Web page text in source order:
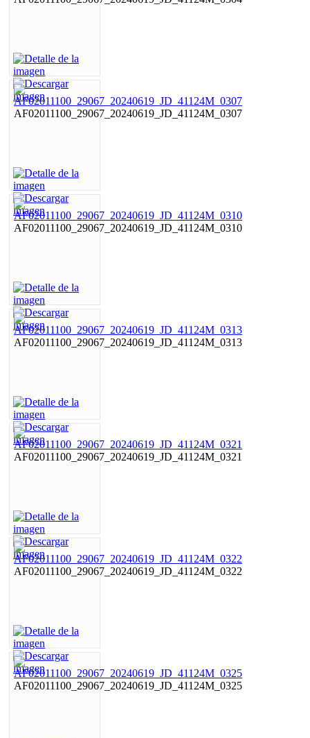
AF02011100_29067_20240619_JD_41124M_0307
AF02011100_29067_20240619_JD_41124M_0310
AF02011100_29067_20240619_JD_41124M_0313
AF02011100_29067_20240619_JD_41124M_0321
AF02011100_29067_20240619_JD_41124M_0322
AF02011100_29067_20240619_JD_41124M_0325